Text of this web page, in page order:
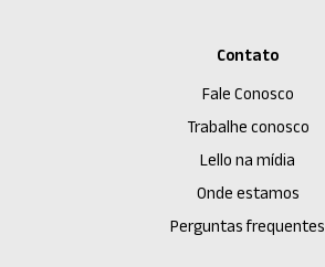
Contato
Fale Conosco
Trabalhe conosco
Lello na mídia
Onde estamos
Perguntas frequentes